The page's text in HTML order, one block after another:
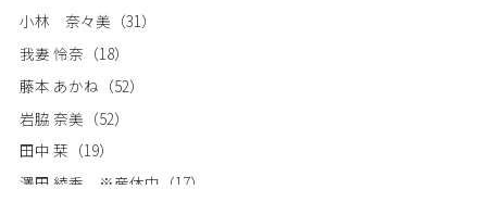
小林 奈々美 （31）
我妻 怜奈 （18）
藤本 あかね （52）
岩脇 奈美 （52）
田中 栞 （19）
澤田 綾香 ※産休中 （17）